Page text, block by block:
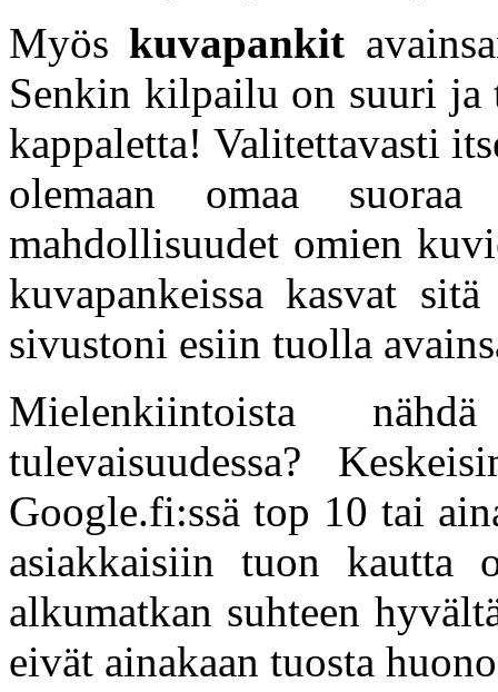
Myös kuvapankit
Senkin kilpailu on suuri ja
kappaletta! Valitettavasti
olemaan omaa
mahdollisuudet omien
kuvapankeissa kasvat
sivustoni esiin tuolla
Mielenkiintoista
tulevaisuudessa?
Google.fi:ssä top 10 tai
asiakkaisiin tuon kautta
alkumatkan suhteen
eivät ainakaan tuosta